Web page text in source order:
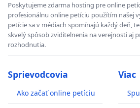
Poskytujeme zdarma hosting pre online
profesionálnu online petíciu použítím našej
petície sa v médiach spomínajú každý deň,
skvelý spôsob zviditelnenia na verejnosti aj
rozhodnutia.
Sprievodcovia
Ako začať online petíciu
Viac